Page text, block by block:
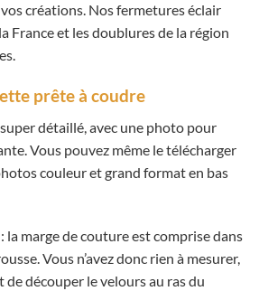
créations. Nos fermetures éclair
France et les doublures de la région
prête à coudre
détaillé, avec une photo pour
Vous pouvez même le télécharger
couleur et grand format en bas
la marge de couture est comprise dans
Vous n’avez donc rien à mesurer,
découper le velours au ras du